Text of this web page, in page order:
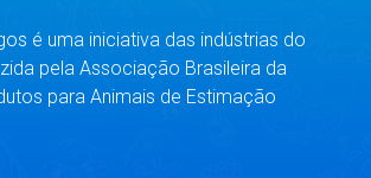
é uma iniciativa das indústrias do
pela Associação Brasileira da
para Animais de Estimação